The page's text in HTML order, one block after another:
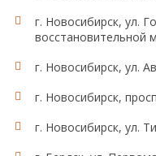
г. Новосибирск, ул.
восстановительной
г. Новосибирск, ул.
г. Новосибирск,
г. Новосибирск, ул.